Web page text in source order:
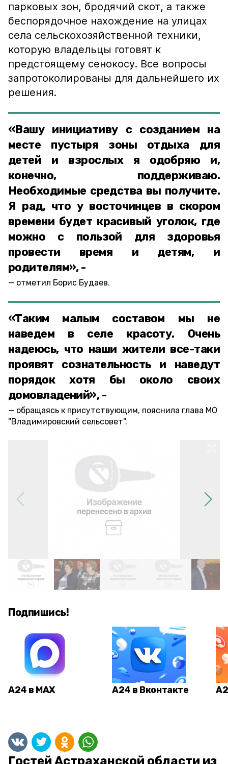
парковых зон, бродячий скот, а также
беспорядочное нахождение на улицах
села сельскохозяйственной техники,
которую владельцы готовят к
предстоящему сенокосу. Все вопросы
запротоколированы для дальнейшего их
решения.
«Вашу инициативу с созданием на
месте пустыря зоны отдыха для
детей и взрослых я одобряю и,
конечно, поддерживаю.
Необходимые средства вы получите.
Я рад, что у восточинцев в скором
времени будет красивый уголок, где
можно с пользой для здоровья
провести время и детям, и
родителям», -
отметил Борис Будаев.
«Таким малым составом мы не
наведем в селе красоту. Очень
надеюсь, что наши жители все-таки
проявят сознательность и наведут
порядок хотя бы около своих
домовладений», -
обращаясь к присутствующим, пояснила глава МО
"Владимировский сельсовет".
Подпишись!
А24 в MAX А24 в Вконтакте
Гостей Астраханской области из